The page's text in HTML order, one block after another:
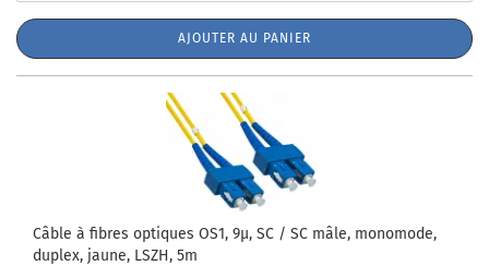
AJOUTER AU PANIER
Câble à fibres optiques OS1, 9µ, SC / SC mâle, monomode,
duplex, jaune, LSZH, 5m